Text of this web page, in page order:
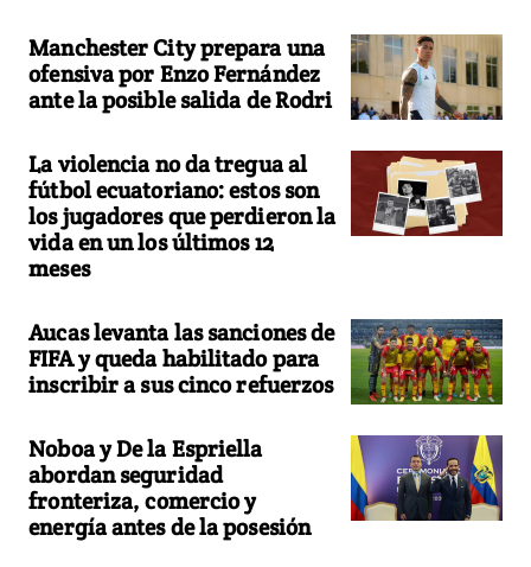
Manchester City prepara una
ofensiva por Enzo Fernández
ante la posible salida de Rodri
La violencia no da tregua al
fútbol ecuatoriano: estos son
los jugadores que perdieron la
vida en un los últimos 12
meses
Aucas levanta las sanciones de
FIFA y queda habilitado para
inscribir a sus cinco refuerzos
Noboa y De la Espriella
abordan seguridad
fronteriza, comercio y
energía antes de la posesión